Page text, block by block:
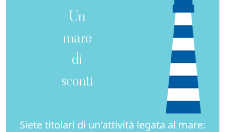
Un
mare
di
sconti
Siete titolari di un'attività legata al mare: